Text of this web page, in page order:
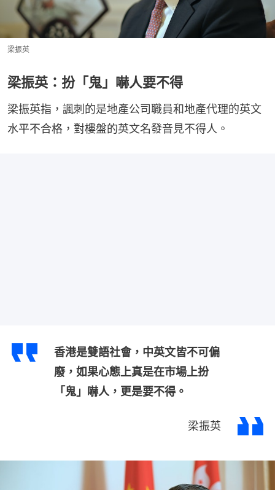
梁振英
梁振英：扮「鬼」嚇人要不得
梁振英指，諷刺的是地產公司職員和地產代理的英文
水平不合格，對樓盤的英文名發音見不得人。
香港是雙語社會，中英文皆不可偏
廢，如果心態上真是在市場上扮
「鬼」嚇人，更是要不得。
梁振英